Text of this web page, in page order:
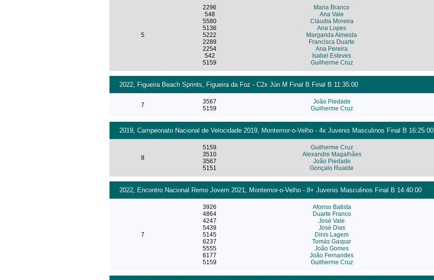
5
2296
548
5580
5136
5222
2289
2254
542
5159
Maria Branco
Ana Vale
Cláudia Moreira
Ana Lopes
Margarida Almeida
Francisca Duarte
Ana Pereira
Isabel Esteves
Guilherme Cruz
2022, Figueira Beach Sprints, Figueira da Foz - C2x Jún M Final B Final B 11:35:00
7
3567
5159
João Piedade
Guilherme Cruz
2019, Campeonato Nacional de Velocidade 2019, Montemor-o-Velho - 4x Juvenis Masculinos Final B 16:25:00
8
5159
3510
3567
5151
Guilherme Cruz
Alexandre Magalhães
João Piedade
Gonçalo Rualde
2022, Encontro Nacional Remo Jovem 2021, Montemor-o-Velho - 8+ Juvenis Masculinos Final B 14:40:00
7
3926
4864
4247
5439
5145
6237
5555
6177
5159
Afonso Batista
Duarte Franco
José Vale
José Dias
Dinis Lagem
Tomás Gaspar
João Gomes
João Fernandes
Guilherme Cruz